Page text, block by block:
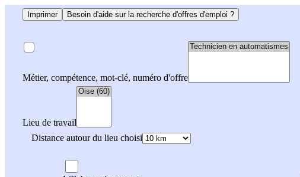
Imprimer Besoin d'aide sur la recherche d'offres d'emploi ?
Métier, compétence, mot-clé, numéro d'offre
Lieu de travail
Distance autour du lieu choisi